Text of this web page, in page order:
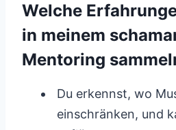
Welche
in meinem
Mentoring
Du erkennst, wo
einschränken, und